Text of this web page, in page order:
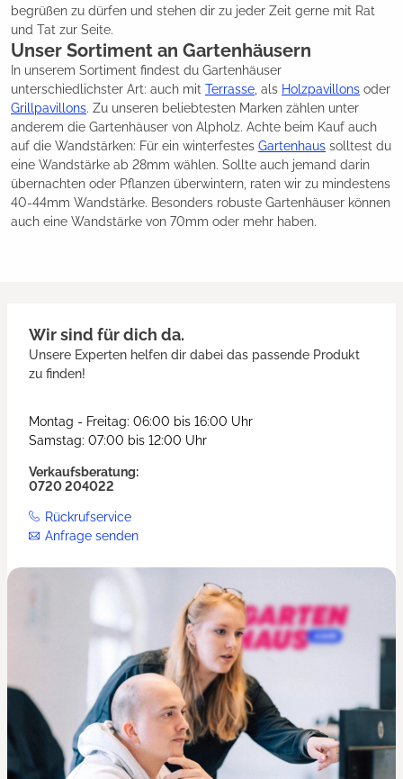
begrüßen zu dürfen und stehen dir zu jeder Zeit gerne mit Rat
und Tat zur Seite.
Unser Sortiment an Gartenhäusern
In unserem Sortiment findest du Gartenhäuser
unterschiedlichster Art: auch mit Terrasse , als Holzpavillons oder
Grillpavillons. Zu unseren beliebtesten Marken zählen unter
anderem die Gartenhäuser von Alpholz. Achte beim Kauf auch
auf die Wandstärken: Für ein winterfestes Gartenhaus solltest du
eine Wandstärke ab 28mm wählen. Sollte auch jemand darin
übernachten oder Pflanzen überwintern, raten wir zu mindestens
40-44mm Wandstärke. Besonders robuste Gartenhäuser können
auch eine Wandstärke von 70mm oder mehr haben.
Wir sind für dich da.
Unsere Experten helfen dir dabei das passende Produkt
zu finden!
Montag - Freitag: 06:00 bis 16:00 Uhr
Samstag: 07:00 bis 12:00 Uhr
Verkaufsberatung:
0720 204022
Rückrufservice
Anfrage senden